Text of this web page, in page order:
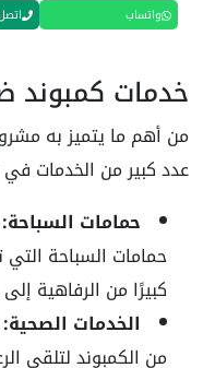
واتساب
خدمات كمبوند
من أهم ما يتميز به
عدد كبير من الخدمات
حمامات السباحة:
حمامات السباحة التي
كبيرًا من الرفاهية
الخدمات الصحية:
من الكمبوند لتلقي